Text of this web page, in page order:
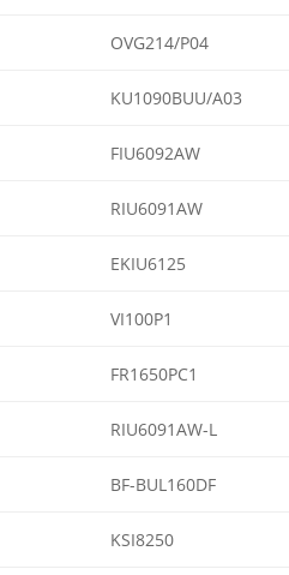
OVG214/P04
KU1090BUU/A03
FIU6092AW
RIU6091AW
EKIU6125
VI100P1
FR1650PC1
RIU6091AW-L
BF-BUL160DF
KSI8250